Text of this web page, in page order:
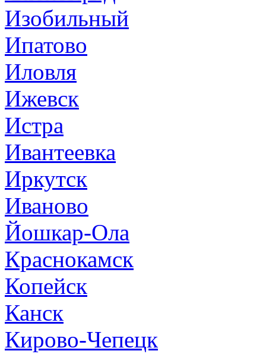
Изобильный
Ипатово
Иловля
Ижевск
Истра
Ивантеевка
Иркутск
Иваново
Йошкар-Ола
Краснокамск
Копейск
Канск
Кирово-Чепецк